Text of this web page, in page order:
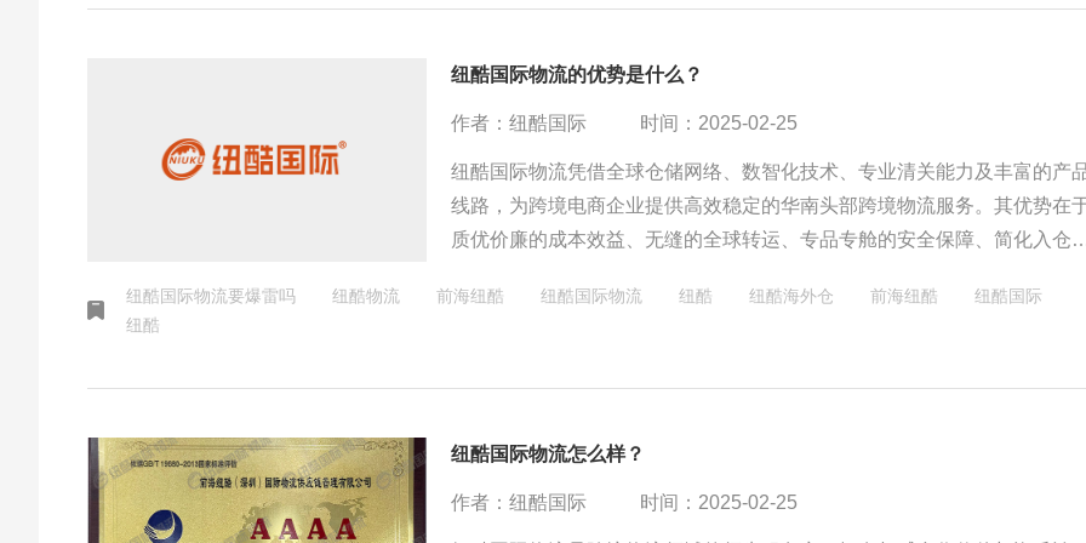
纽酷国际物流的优势是什么？
作者：纽酷国际 时间：2025-02-25
纽酷国际物流凭借全球仓储网络、数智化技术、专业清关能力及丰富的产
线路，为跨境电商企业提供高效稳定的华南头部跨境物流服务。其优势在
质优价廉的成本效益、无缝的全球转运、专品专舱的安全保障、简化入仓
纽酷国际物流要爆雷吗 纽酷物流 前海纽酷 纽酷国际物流 纽酷 纽酷海外仓 前海纽酷
纽酷国际
纽酷
纽酷国际物流怎么样？
作者：纽酷国际 时间：2025-02-25